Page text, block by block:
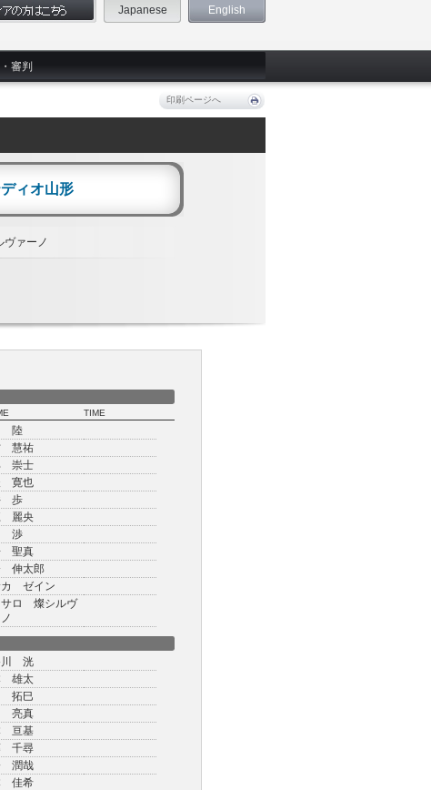
Japanese English
審判
印刷ページへ
ィオ山形
ァーノ
TIME
陸
慧祐
崇士
寛也
歩
麗央
渉
聖真
伸太郎
カ ゼイン
サロ 燦シルヴ
川 洸
雄太
拓巳
亮真
亘基
千尋
潤哉
佳希